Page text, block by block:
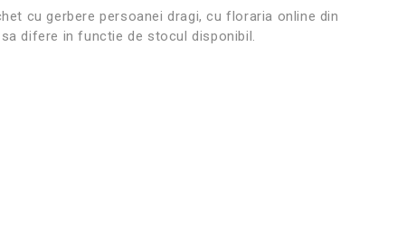
cu gerbere persoanei dragi, cu floraria online din
difere in functie de stocul disponibil.